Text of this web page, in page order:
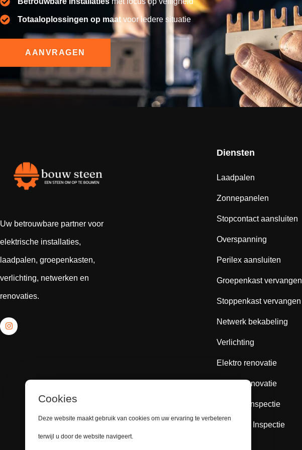
Totaaloplossingen op maat voor iedere situatie
AANVRAGEN
Uw betrouwbare partner voor
elektrische installaties,
laadpalen, groepenkasten,
verlichting, netwerken en
renovaties.
Diensten
Laadpalen
Zonnepanelen
Stopcontact aansluiten
Overspanning
Perilex aansluiten
Groepenkast vervangen
Stoppenkast vervangen
Netwerk bekabeling
Verlichting
Elektro renovatie
Elektro renovatie
Scope 8 Inspectie
Scope 10 Inspectie
Cookies
Deze website maakt gebruik van cookies om uw ervaring te verbeteren
terwijl u door de website navigeert.